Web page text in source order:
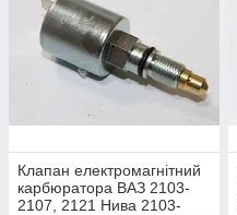
Клапан електромагнітний
карбюратора ВАЗ 2103-
2107, 2121 Нива 2103-